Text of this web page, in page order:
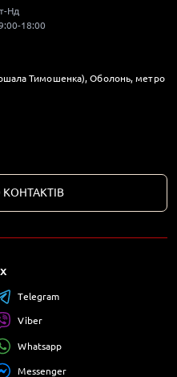
Нд
18:00
Тимошенка), Оболонь, метро
Telegram
Viber
Whatsapp
Messenger